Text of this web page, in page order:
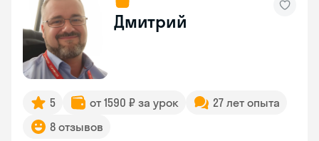
Дмитрий
5 от 1590 ₽ за урок
27 лет опыта
8 отзывов